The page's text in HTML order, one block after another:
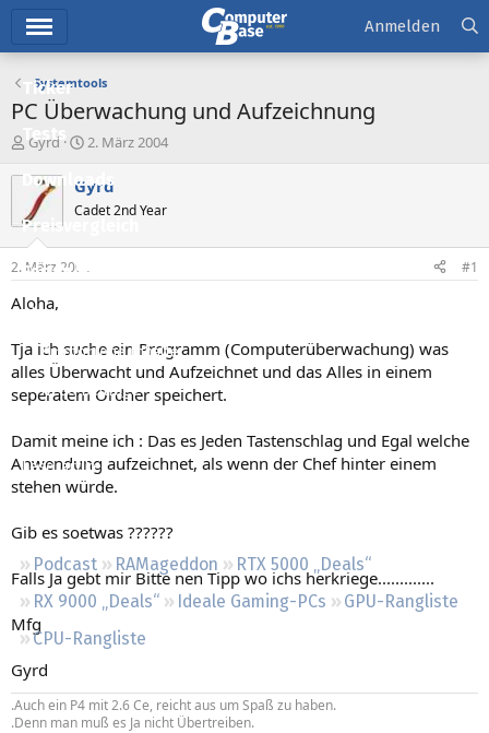
Ticker
Tests
Downloads
Preisvergleich
Forum
Aktuelles
Empfohlene Inhalte
Neue Beiträge
Leserartikel
Podcast RAMageddon
RTX 5000 „Deals“
RX 9000 „Deals“
Ideale Gaming-PCs
GPU-Rangliste
CPU-Rangliste
Anmelden
Systemtools
PC Überwachung und Aufzeichnung
E
s
e
l
e
r
Gyrd
E
s
t
e
t
2. März 2004
Gyrd
Cadet 2nd Year
2. März 2004 #1
Aloha,
Tja ich suche ein Programm (Computerüberwachung) was
alles Überwacht und Aufzeichnet und das Alles in einem
seperatem Ordner speichert.
Damit meine ich : Das es Jeden Tastenschlag und Egal welche
Anwendung aufzeichnet, als wenn der Chef hinter einem
stehen würde.
Gib es soetwas ??????
Falls Ja gebt mir Bitte nen Tipp wo ichs herkriege.............
Mfg
Gyrd
.Auch ein P4 mit 2.6 Ce, reicht aus um Spaß zu haben.
.Denn man muß es Ja nicht Übertreiben.